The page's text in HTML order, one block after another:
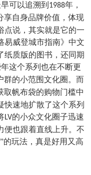
可以追溯到 1988年，
享自身品牌价值，体现
点说，其实就是它的一
易威登城市指南》中文
纸质版的图书，还同期
这个系列也在不断更
群的小范围文化圈。而
取帆布袋的购物门槛中
快速地扩散了这个系列
LV的小众文化圈子迅速
便也跟着直线上升。不
的玩法，真是好用又高